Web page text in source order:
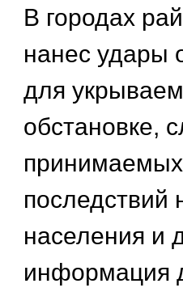
В городах
нанес удары
для
обстановке,
последствий
населения и
информация